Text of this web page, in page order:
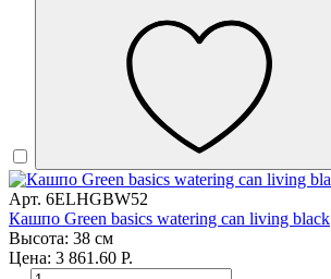
Арт. 6ELHGBW52
Кашпо Green basics watering can living black
Высота: 38 см
Цена: 3 861.60 Р.